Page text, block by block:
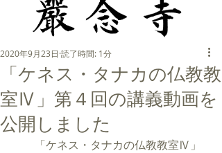
「ケネス・タナカの仏教教
室Ⅳ」第４回の講義動画を
公開しました
2020年9月23日 読了時間: 1分
「ケネス・タナカの仏教教室Ⅳ」